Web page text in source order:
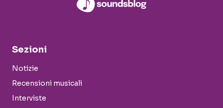
Sezioni
Notizie
Recensioni musicali
Interviste